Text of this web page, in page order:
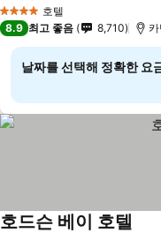
4 성급 호텔
8.9 최고 좋음 8,710
날짜를 선택해 정확한 요
호드슨 베이 호텔